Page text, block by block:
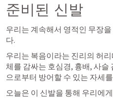
준비된 신발
우리는 계속해서 영적인 무장
다.
우리는 복음이라는 진리의 허
체를 감싸는 호심경, 흉배, 사슬
으로부터 방어할 수 있는 자세
오늘은 이 신발을 통해 우리에